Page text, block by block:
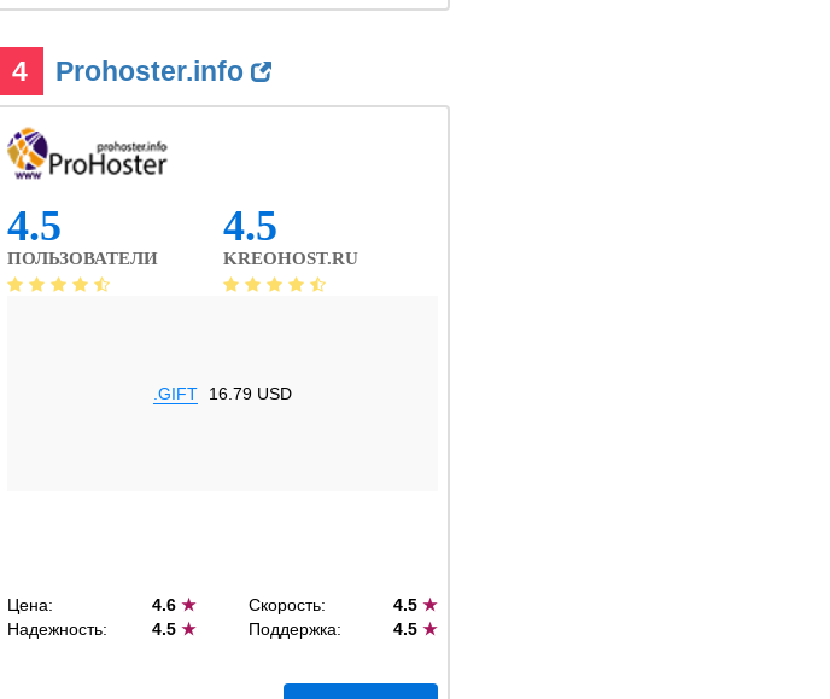
4 Prohoster.info
4.5
ПОЛЬЗОВАТЕЛИ
4.5
KREOHOST.RU
.GIFT 16.79 USD
Цена: 4.6★ Скорость: 4.5 ★
Надежность:
4.5★ Поддержка: 4.5 ★